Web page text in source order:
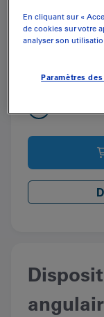
CHF
En cliquant sur «
de cookies sur votre
analyser son
Paramètres